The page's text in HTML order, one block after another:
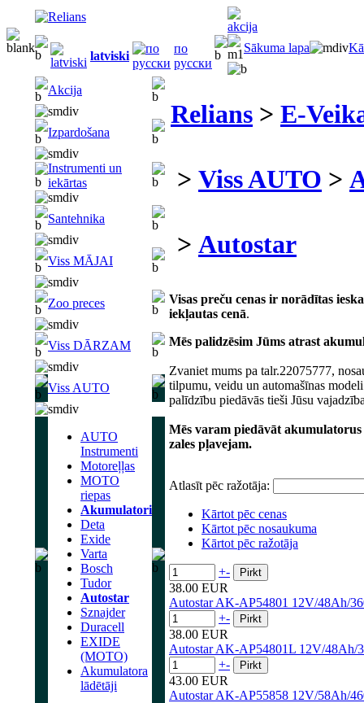
latviski
по
русски
Sākuma lapa
Akcija
Izpardošana
Instrumenti un
iekārtas
Santehnika
Viss MĀJAI
Zoo preces
Viss DĀRZAM
Viss AUTO
AUTO
Instrumenti
Motoreļļas
MOTO
riepas
Akumulatori
Deta
Exide
Varta
Bosch
Tudor
Autostar
Sznajder
Duracell
EXIDE
(MOTO)
Akumulatora
lādētāji
Relians > E-
> Viss AUTO >
> Autostar
Visas preču cenas ir norādītas
iekļautas cenā.
Mēs palidzēsim Jūms atrast
Zvaniet mums pa talr.22075777,
tilpumu, veidu un automašīnas
palīdzību piedāvās tieši Jūsu
Mēs varam piedāvāt
zales pļavejam.
Atlasīt pēc ražotāja:
Kārtot pēc cenas
Kārtot pēc nosaukuma
Kārtot pēc ražotāja
+-
38.00 EUR
Autostar AK-AP54801 12V/48Ah/
+-
38.00 EUR
Autostar AK-AP54801L 12V/48Ah/
+-
43.00 EUR
Autostar AK-AP55858 12V/58Ah/